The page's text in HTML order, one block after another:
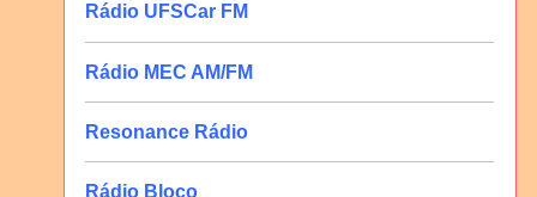
Rádio UFSCar FM
Rádio MEC AM/FM
Resonance Rádio
Rádio Bloco